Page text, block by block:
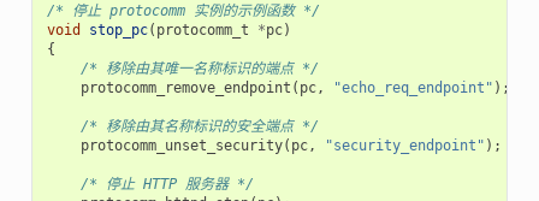
/* 停止 protocomm 实例的示例函数 */
void
stop_pc( protocomm_t *pc)
{
/* 移除由其唯一名称标识的端点 */
protocomm_remove_endpoint ( pc, "echo_req_endpoint" );
/* 移除由其名称标识的安全端点 */
protocomm_unset_security( pc, "security_endpoint" );
/* 停止 HTTP 服务器 */